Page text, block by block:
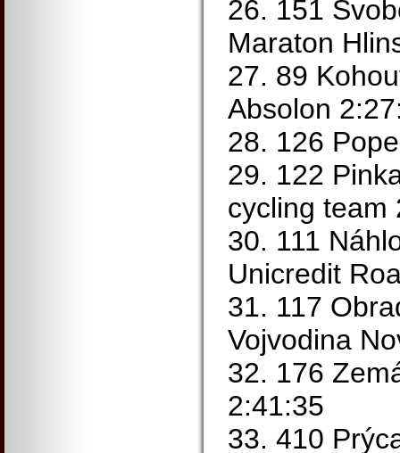
26. 151
Maraton
27. 89
Absolon
28. 126
29. 122
cycling team
30. 111
Unicredit
31. 117
Vojvodina
32. 176
2:41:35
33. 410